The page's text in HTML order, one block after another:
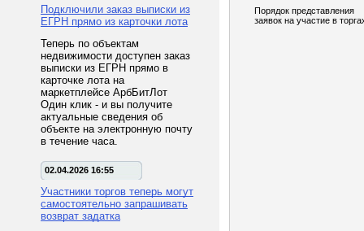
Подключили заказ выписки из
ЕГРН прямо из карточки лота
Теперь по объектам
недвижимости доступен заказ
выписки из ЕГРН прямо в
карточке лота на
маркетплейсе АрбБитЛот
Один клик - и вы получите
актуальные сведения об
объекте на электронную почту
в течение часа.
02.04.2026 16:55
Участники торгов теперь могут
самостоятельно запрашивать
возврат задатка
Порядок представления
заявок на участие в